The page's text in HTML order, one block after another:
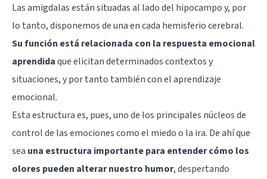
Las amigdalas están situadas al lado del hipocampo y, por
lo tanto, disponemos de una en cada hemisferio cerebral.
Su función está relacionada con la respuesta emocional
aprendidaque elicitan determinados contextos y
situaciones, y por tanto también con el aprendizaje
emocional.
Esta estructura es, pues, uno de los principales núcleos de
control de las emociones como el miedo o la ira. De ahí que
sea una estructura importante para entender cómo los
olores pueden alterar nuestro humor, despertando